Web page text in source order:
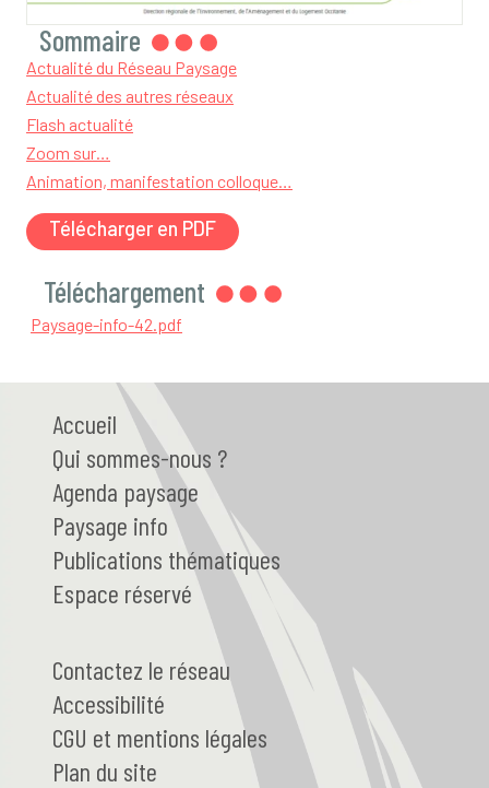
Sommaire
Actualité du Réseau Paysage
Actualité des autres réseaux
Flash actualité
Zoom sur…
Animation, manifestation colloque…
Télécharger en PDF
Téléchargement
Paysage-info-42.pdf
Accueil
Qui sommes-nous ?
Agenda paysage
Paysage info
Publications thématiques
Espace réservé
Contactez le réseau
Accessibilité
CGU et mentions légales
Plan du site